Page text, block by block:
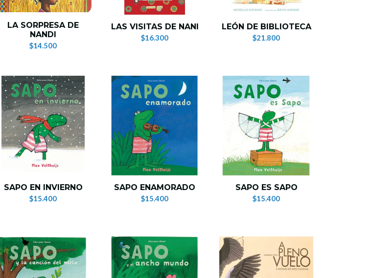
LA SORPRESA DE
NANDI
$14.500
LAS VISITAS DE NANI
$16.300
LEÓN DE BIBLIOTECA
$21.800
SAPO EN INVIERNO
$15.400
SAPO ENAMORADO
$15.400
SAPO ES SAPO
$15.400